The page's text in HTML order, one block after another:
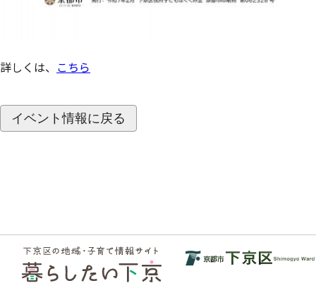
詳しくは、 こちら
イベント情報に戻る
フッ
ター